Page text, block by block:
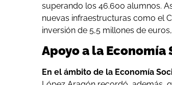
superando los 46.600 alumnos.
nuevas infraestructuras como el
inversión de 5,5 millones de
Apoyo a la
En el ámbito de la Economía